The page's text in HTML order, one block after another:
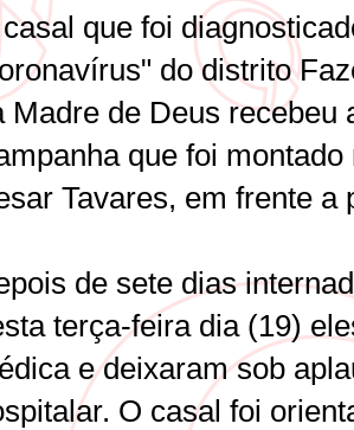
que foi
do distrito
Madre de Deus recebeu
que foi
Tavares, em frente a
de sete dias
terça-feira dia (19)
e deixaram sob
O casal foi